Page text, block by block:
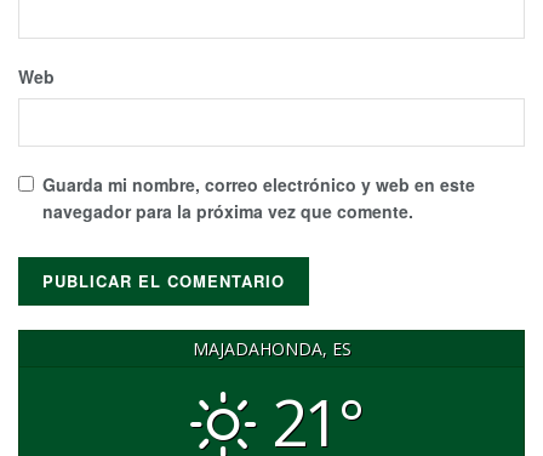
Web
Guarda mi nombre, correo electrónico y web en este
navegador para la próxima vez que comente.
MAJADAHONDA, ES
21°